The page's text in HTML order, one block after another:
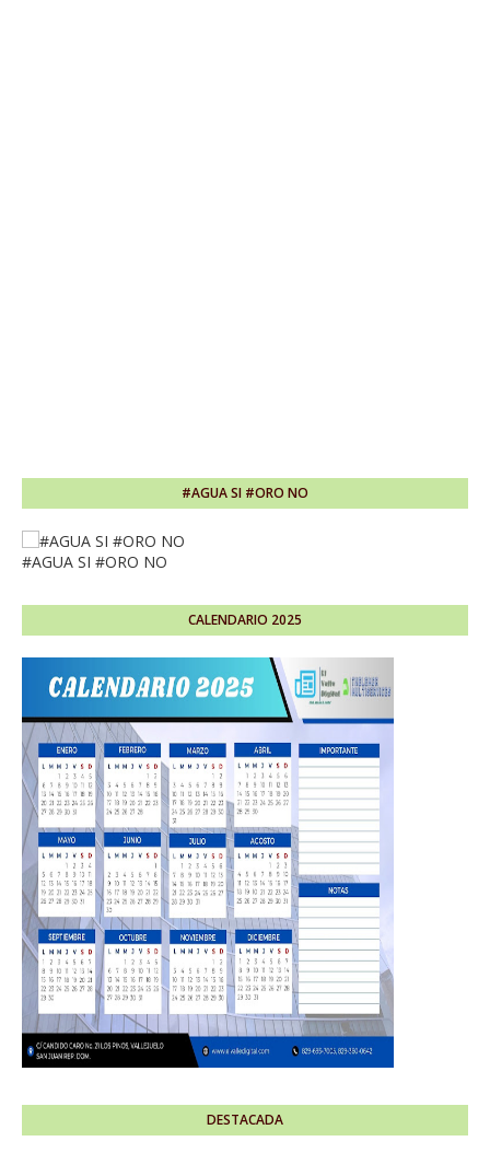
#AGUA SI #ORO NO
#AGUA SI #ORO NO
CALENDARIO 2025
DESTACADA